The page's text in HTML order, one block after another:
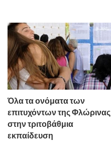
Όλα τα ονόματα των
επιτυχόντων της Φλώρινας
στην τριτοβάθμια
εκπαίδευση